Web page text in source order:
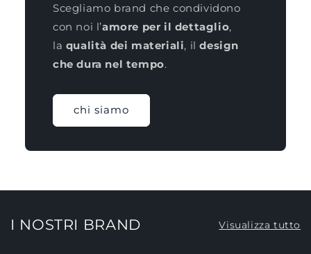
Scegliamo brand che condividono
con noi l’amore per il dettaglio,
la qualità dei materiali, ildesign
che dura nel tempo.
chi siamo
I NOSTRI BRAND Visualizza tutto